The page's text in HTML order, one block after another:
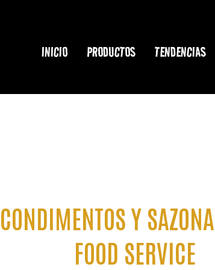
INICIO PRODUCTOS TENDENCIAS
CONDIMENTOS Y
FOOD SERVICE